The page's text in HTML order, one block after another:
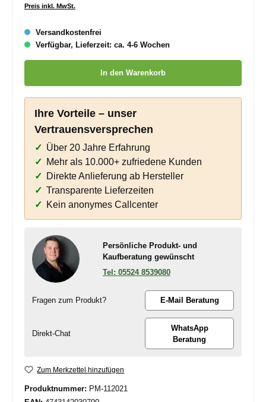
Preis inkl. MwSt.
Versandkostenfrei
Verfügbar, Lieferzeit: ca. 4-6 Wochen
In den Warenkorb
Ihre Vorteile – unser
Vertrauensversprechen
Über 20 Jahre Erfahrung
Mehr als 10.000+ zufriedene Kunden
Direkte Anlieferung ab Hersteller
Transparente Lieferzeiten
Kein anonymes Callcenter
Persönliche Produkt- und
Kaufberatung gewünscht
05524 8539080
Fragen zum Produkt? E-Mail Beratung
Direkt-Chat
WhatsApp
Beratung
Zum Merkzettel hinzufügen
Produktnummer: PM-112021